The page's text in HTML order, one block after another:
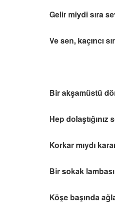
Gelir miydi sıra
Ve sen, kaçıncı
Bir akşamüstü
Hep
Korkar mıydı
Bir sokak
Köşe başında